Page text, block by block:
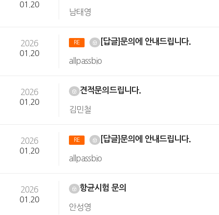
01.20
남태영
2026
01.20
RE [답글]문의에 안내드립니다.
allpassbio
2026
01.20
견적문의드립니다.
김민철
2026
01.20
RE [답글]문의에 안내드립니다.
allpassbio
2026
01.20
항균시험 문의
안성영